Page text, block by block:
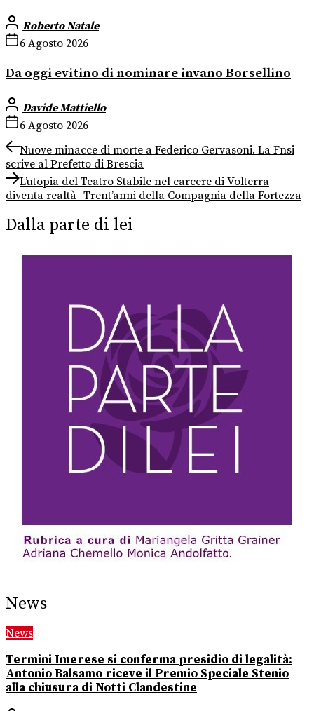
Roberto Natale
6 Agosto 2026
Da oggi evitino di nominare invano Borsellino
Davide Mattiello
6 Agosto 2026
Navigazione
articoli
Previous
post:
Nuove minacce di morte a Federico Gervasoni. La Fnsi
scrive al Prefetto di Brescia
Next
post:
L’utopia del Teatro Stabile nel carcere di Volterra
diventa realtà- Trent’anni della Compagnia della Fortezza
Dalla parte di lei
News
News
Termini Imerese si conferma presidio di legalità:
Antonio Balsamo riceve il Premio Speciale Stenio
alla chiusura di Notti Clandestine